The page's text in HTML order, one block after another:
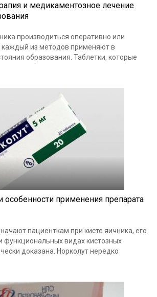
и медикаментозное лечение
производиться оперативно или
каждый из методов применяют в
образования. Таблетки, которые
применения препарата
пациенткам при кисте яичника, его
функциональных видах кистозных
доказана. Норколут нередко